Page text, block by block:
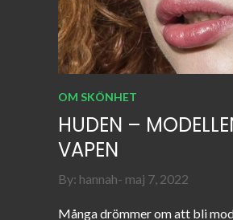
OM SKÖNHET
HUDEN –
VAPEN
By: hannah Posted
maj 7, 2022
Många drömmer om att bli